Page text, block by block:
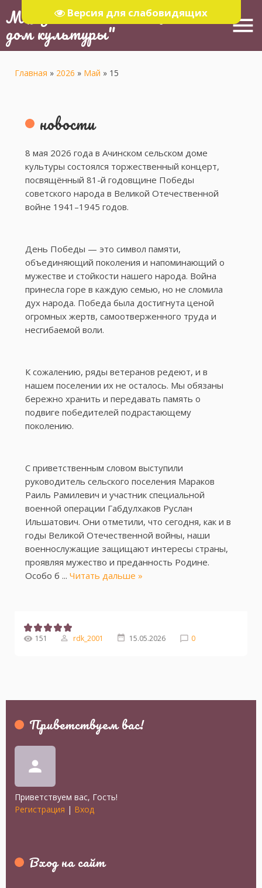
Версия для слабовидящих
МБУ "Тюлячинский Районный
дом культуры" menu
Главная » 2026 » Май » 15
новости
8 мая 2026 года в Ачинском сельском доме
культуры состоялся торжественный концерт,
посвящённый 81-й годовщине Победы
советского народа в Великой Отечественной
войне 1941–1945 годов.
День Победы — это символ памяти,
объединяющий поколения и напоминающий о
мужестве и стойкости нашего народа. Война
принесла горе в каждую семью, но не сломила
дух народа. Победа была достигнута ценой
огромных жертв, самоотверженного труда и
несгибаемой воли.
К сожалению, ряды ветеранов редеют, и в
нашем поселении их не осталось. Мы обязаны
бережно хранить и передавать память о
подвиге победителей подрастающему
поколению.
С приветственным словом выступили
руководитель сельского поселения Мараков
Раиль Рамилевич и участник специальной
военной операции Габдулхаков Руслан
Ильшатович. Они отметили, что сегодня, как и в
годы Великой Отечественной войны, наши
военнослужащие защищают интересы страны,
проявляя мужество и преданность Родине.
Особо б ... Читать дальше »
151 rdk_2001 15.05.2026 0
Приветствуем вас!
person
Приветствуем вас, Гость!
Регистрация | Вход
Вход на сайт